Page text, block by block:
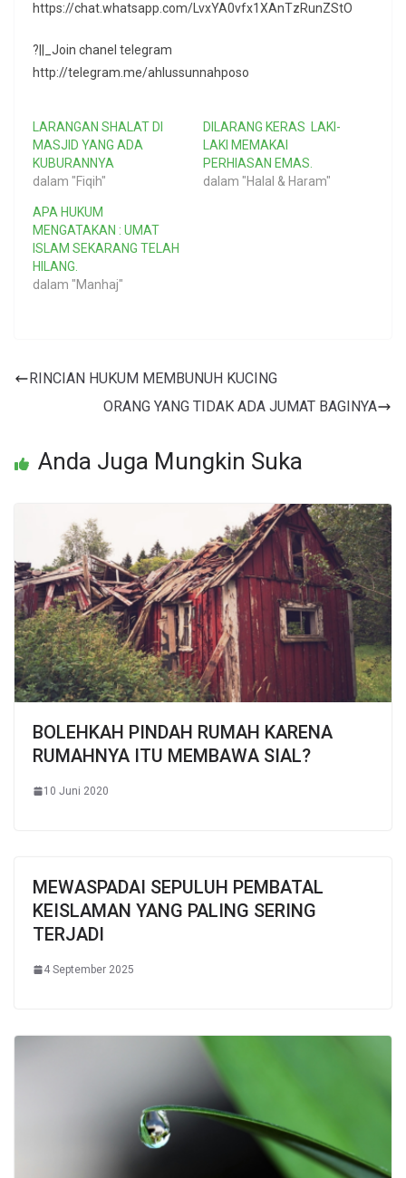
https://chat.whatsapp.com/LvxYA0vfx1XAnTzRunZStO
?||_Join chanel telegram
http://telegram.me/ahlussunnahposo
LARANGAN SHALAT DI
MASJID YANG ADA
KUBURANNYA
dalam "Fiqih"
DILARANG KERAS LAKI-
LAKI MEMAKAI
PERHIASAN EMAS.
dalam "Halal & Haram"
APA HUKUM
MENGATAKAN : UMAT
ISLAM SEKARANG TELAH
HILANG.
dalam "Manhaj"
RINCIAN HUKUM MEMBUNUH KUCING
ORANG YANG TIDAK ADA JUMAT BAGINYA
Anda Juga Mungkin Suka
BOLEHKAH PINDAH RUMAH KARENA
RUMAHNYA ITU MEMBAWA SIAL?
10 Juni 2020
MEWASPADAI SEPULUH PEMBATAL
KEISLAMAN YANG PALING SERING
TERJADI
4 September 2025